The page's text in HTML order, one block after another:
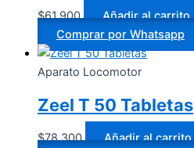
$61.900
Añadir al carrito
Comprar por Whatsapp
Aparato Locomotor
Zeel T 50 Tabletas
$78.300
Añadir al carrito